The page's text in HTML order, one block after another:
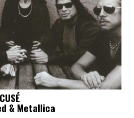
& Metallica